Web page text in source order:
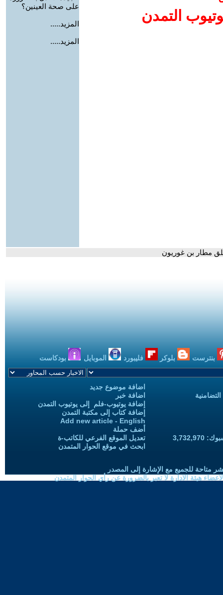
التمدن
على صحة العينين؟
المزيد.....
المزيد.....
مطار بن غوريون
بنترست بلوكر فليبورد الموبايل بودكاست
اضافة موضوع جديد
اضافة خبر
إضافة يوتيوب-فلم إلى يوتيوب التمدن
إضافة كتاب إلى مكتبة التمدن
Add new article - English
أضف حملة
تعديل الموقع الفرعي للكاتب-ة
ابحث في موقع الحوار المتمدن
متاحة للجميع مع الإشارة إلى المصدر
هيئة الادارة لا تعبر بالضرورة عن رأي الحوار المتمدن